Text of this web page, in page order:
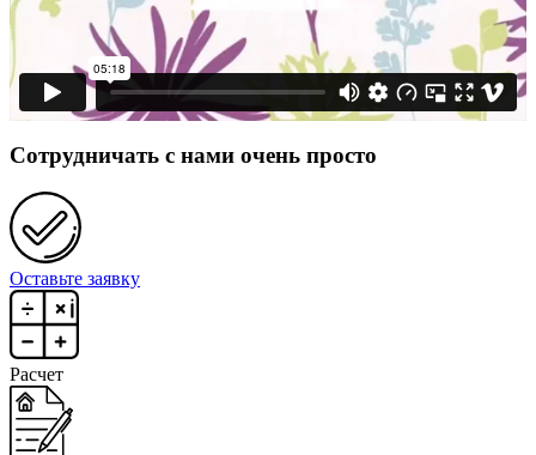
Сотрудничать с нами очень просто
Оставьте заявку
Расчет